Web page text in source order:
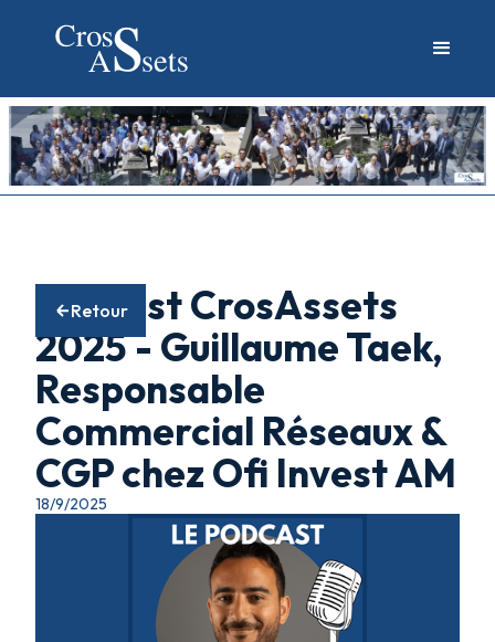
Retour
Podcast CrosAssets
2025 - Guillaume Taek,
Responsable
Commercial Réseaux &
CGP chez Ofi Invest AM
18/9/2025